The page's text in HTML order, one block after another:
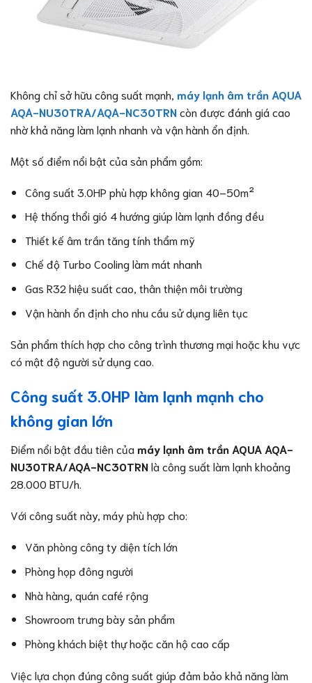
Không chỉ sở hữu công suất mạnh, máy lạnh âm trần AQUA
AQA-NU30TRA/AQA-NC30TRNcòn được đánh giá cao
nhờ khả năng làm lạnh nhanh và vận hành ổn định.
Một số điểm nổi bật của sản phẩm gồm:
Công suất 3.0HP phù hợp không gian 40–50m²
Hệ thống thổi gió 4 hướng giúp làm lạnh đồng đều
Thiết kế âm trần tăng tính thẩm mỹ
Chế độ Turbo Cooling làm mát nhanh
Gas R32 hiệu suất cao, thân thiện môi trường
Vận hành ổn định cho nhu cầu sử dụng liên tục
Sản phẩm thích hợp cho công trình thương mại hoặc khu vực
có mật độ người sử dụng cao.
Công suất 3.0HP làm lạnh mạnh cho
không gian lớn
Điểm nổi bật đầu tiên củamáy lạnh âm trần AQUA AQA-
NU30TRA/AQA-NC30TRNlà công suất làm lạnh khoảng
28.000 BTU/h.
Với công suất này, máy phù hợp cho:
Văn phòng công ty diện tích lớn
Phòng họp đông người
Nhà hàng, quán café rộng
Showroom trưng bày sản phẩm
Phòng khách biệt thự hoặc căn hộ cao cấp
Việc lựa chọn đúng công suất giúp đảm bảo khả năng làm